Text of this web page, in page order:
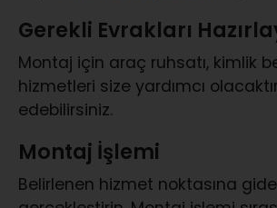
Gerekli Evrakları
Montaj için araç ruhsatı, kimlik
hizmetleri size yardımcı
edebilirsiniz.
Montaj İşlemi
Belirlenen hizmet noktasına